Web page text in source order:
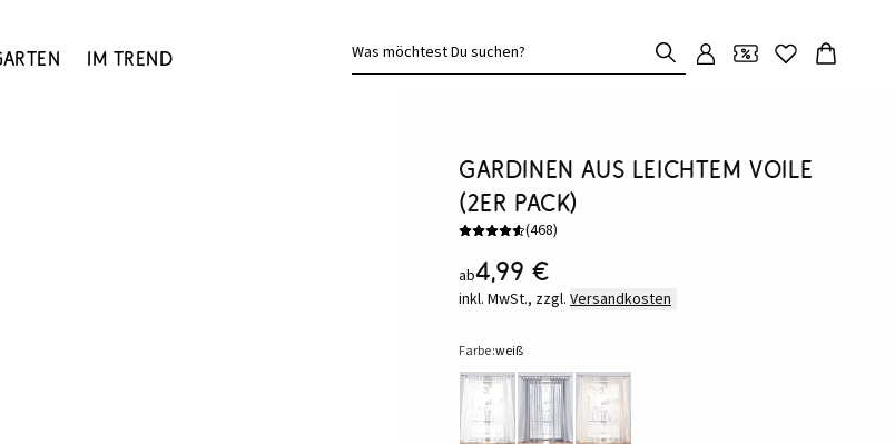
Im Trend Was möchtest Du suchen?
Gardinen aus leichtem Voile
(2er Pack)
(468)
ab4,99 €
inkl. MwSt., zzgl. Versandkosten
Farbe:weiß